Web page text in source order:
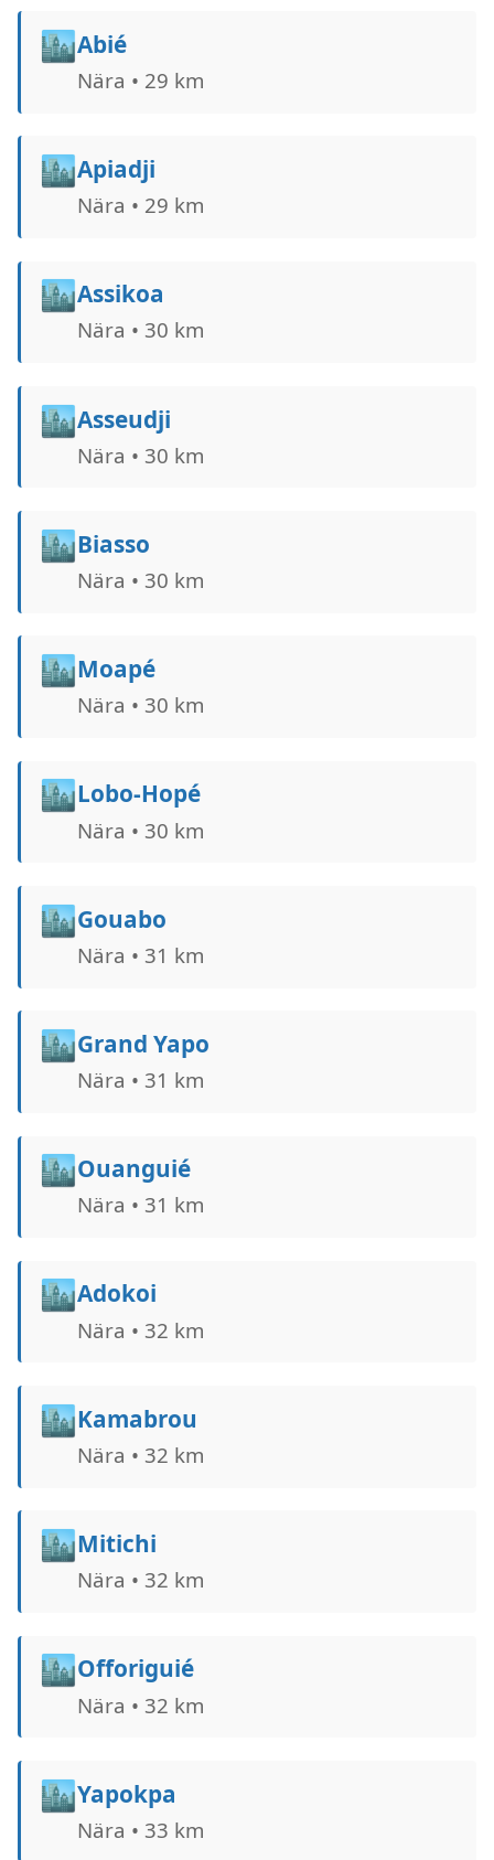
🏙️Abié
Nära • 29 km
🏙️Apiadji
Nära • 29 km
🏙️Assikoa
Nära • 30 km
🏙️Asseudji
Nära • 30 km
🏙️Biasso
Nära • 30 km
🏙️Moapé
Nära • 30 km
🏙️Lobo-Hopé
Nära • 30 km
🏙️Gouabo
Nära • 31 km
🏙️Grand Yapo
Nära • 31 km
🏙️Ouanguié
Nära • 31 km
🏙️Adokoi
Nära • 32 km
🏙️Kamabrou
Nära • 32 km
🏙️Mitichi
Nära • 32 km
🏙️Offoriguié
Nära • 32 km
🏙️Yapokpa
Nära • 33 km